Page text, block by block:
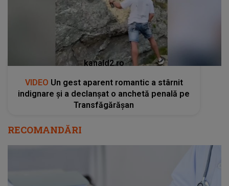
kanald2.ro
VIDEO Un gest aparent romantic a stârnit
indignare și a declanșat o anchetă penală pe
Transfăgărășan
RECOMANDĂRI